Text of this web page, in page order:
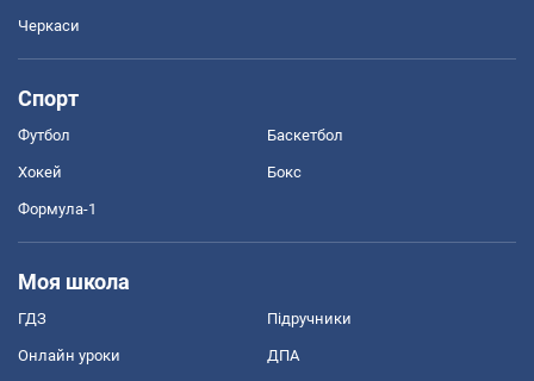
Черкаси
Спорт
Футбол Баскетбол
Хокей Бокс
Формула-1
Моя школа
ГДЗ Підручники
Онлайн уроки ДПА